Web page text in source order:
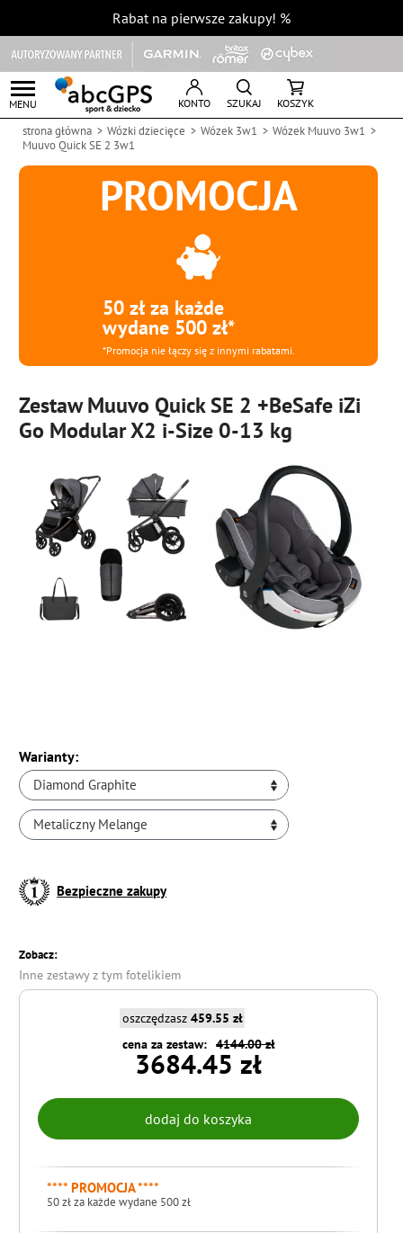
Rabat na pierwsze zakupy! %
MENU KONTO SZUKAJ KOSZYK
strona główna Wózki dziecięce Wózek 3w1
Wózek Muuvo 3w1
Muuvo Quick SE 2 3w1
PROMOCJA
50 zł za każde
wydane 500 zł*
*Promocja nie łączy się z innymi rabatami.
Zestaw Muuvo Quick SE 2 +BeSafe iZi
Go Modular X2 i-Size 0-13 kg
Warianty:
Diamond Graphite
Metaliczny Melange
Bezpieczne zakupy
Zobacz:
Inne zestawy z tym fotelikiem
oszczędzasz 459.55 zł
4144.00 zł
cena za zestaw:
3684.45 zł
**** PROMOCJA ****
50 zł za każde wydane 500 zł